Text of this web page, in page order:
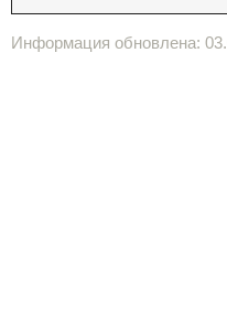
Информация обновлена: